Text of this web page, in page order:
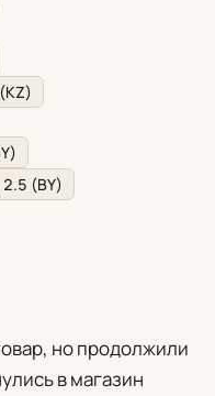
(BY)
но продолжили
в магазин